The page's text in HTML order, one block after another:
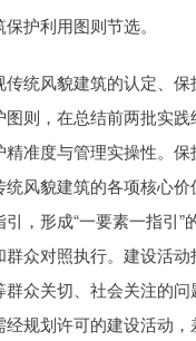
护利用图则节选。
统风貌建筑的认定、
图则，在总结前两批实
准度与管理实操性。
风貌建筑的各项核心
，形成“一要素一指引”
众对照执行。建设活
众关切、社会关注的
规划许可的建设活动